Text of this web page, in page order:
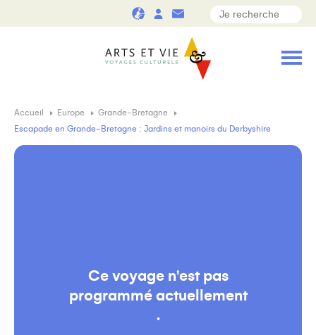
Accueil Europe
Grande-Bretagne
Escapade en Grande-Bretagne : Jardins et manoirs du Derbyshire
Ce voyage n'est pas
programmé actuellement
.